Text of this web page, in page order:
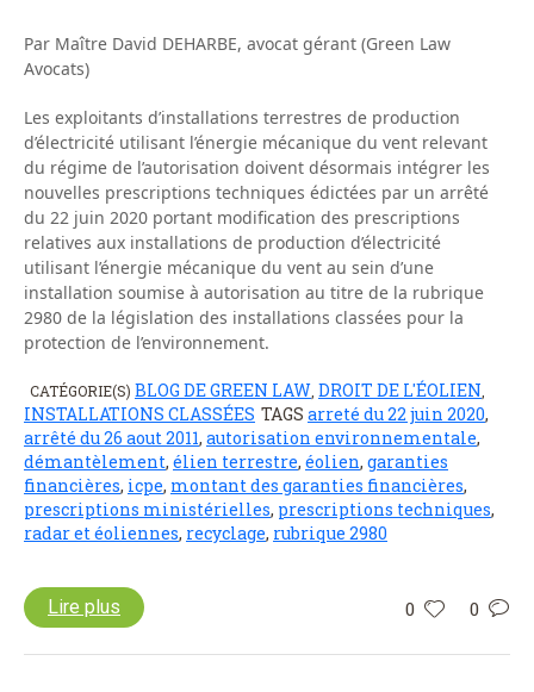
Par Maître David DEHARBE, avocat gérant (Green Law
Avocats)
Les exploitants d’installations terrestres de production
d’électricité utilisant l’énergie mécanique du vent relevant
du régime de l’autorisation doivent désormais intégrer les
nouvelles prescriptions techniques édictées par un arrêté
du 22 juin 2020 portant modification des prescriptions
relatives aux installations de production d’électricité
utilisant l’énergie mécanique du vent au sein d’une
installation soumise à autorisation au titre de la rubrique
2980 de la législation des installations classées pour la
protection de l’environnement.
CATÉGORIE(S) BLOG DE GREEN LAW DROIT DE L'ÉOLIEN
INSTALLATIONS CLASSÉES TAGS arreté du 22 juin 2020,
arrêté du 26 aout 2011, autorisation environnementale,
démantèlement, élien terrestre, éolien, garanties
financières, icpe, montant des garanties financières,
prescriptions ministérielles, prescriptions techniques,
radar et éoliennes, recyclage, rubrique 2980
0 0
Lire plus